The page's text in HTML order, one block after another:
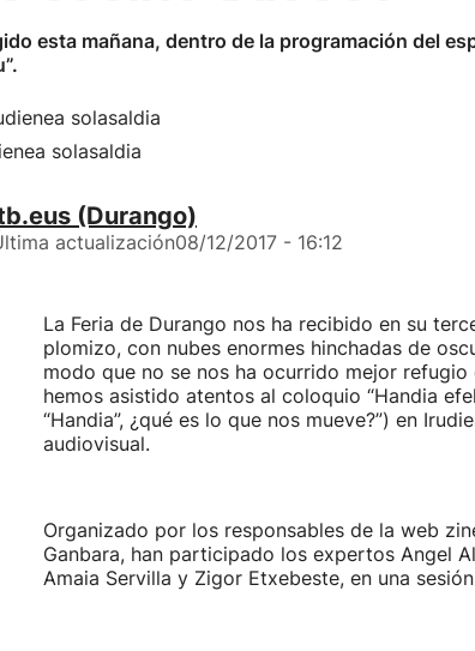
esta mañana, dentro de la programación del
solasaldia
(Durango)
actualización08/12/2017 - 16:12
La Feria de Durango nos ha recibido en su
plomizo, con nubes enormes hinchadas de
modo que no se nos ha ocurrido mejor
hemos asistido atentos al coloquio “Handia
“Handia”, ¿qué es lo que nos mueve?”) en
audiovisual.
Organizado por los responsables de la web
Ganbara, han participado los expertos Angel
Amaia Servilla y Zigor Etxebeste, en una